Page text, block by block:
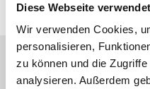
Diese Webseite
Wir verwenden Cookies,
personalisieren,
zu können und die
analysieren. Außerdem
Undskyld,